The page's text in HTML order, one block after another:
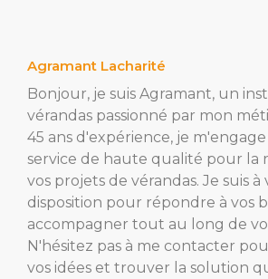
Agramant Lacharité
Bonjour, je suis Agramant, un
vérandas passionné par mon
45 ans d'expérience, je
service de haute qualité pour la
vos projets de vérandas. Je suis à
disposition pour répondre à vos
accompagner tout au long de
N'hésitez pas à me contacter
vos idées et trouver la solution